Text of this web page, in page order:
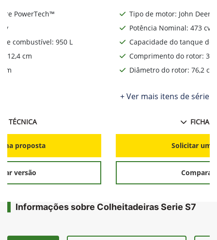
PowerTech™
combustível: 950 L
cm
TÉCNICA
proposta
versão
Tipo de motor: John Deere
Potência Nominal: 473 cv
Capacidade do tanque de
Comprimento do rotor:
Diâmetro do rotor: 76,2 cm
+ Ver mais itens de série
FICHA
Solicitar
Comparar
Informações sobre Colheitadeiras Serie S7